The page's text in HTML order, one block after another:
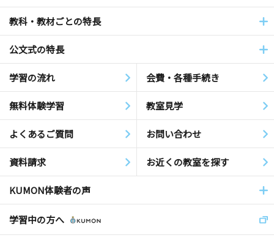
教科・教材ごとの特長
公文式の特長
学習の流れ 会費・各種手続き
無料体験学習 教室見学
よくあるご質問 お問い合わせ
資料請求 お近くの教室を探す
KUMON体験者の声
学習中の方へ